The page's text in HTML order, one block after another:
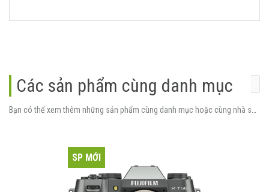
Các sản phẩm cùng danh mục
SP MỚI